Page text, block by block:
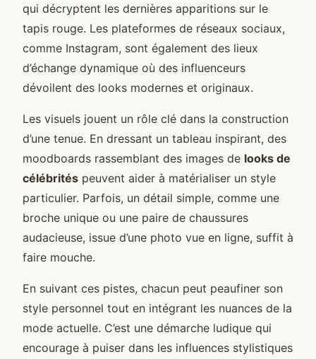
qui décryptent les dernières apparitions sur le
tapis rouge. Les plateformes de réseaux sociaux,
comme Instagram, sont également des lieux
d’échange dynamique où des influenceurs
dévoilent des looks modernes et originaux.
Les visuels jouent un rôle clé dans la construction
d’une tenue. En dressant un tableau inspirant, des
moodboards rassemblant des images de looks de
célébrités peuvent aider à matérialiser un style
particulier. Parfois, un détail simple, comme une
broche unique ou une paire de chaussures
audacieuse, issue d’une photo vue en ligne, suffit à
faire mouche.
En suivant ces pistes, chacun peut peaufiner son
style personnel tout en intégrant les nuances de la
mode actuelle. C’est une démarche ludique qui
encourage à puiser dans les influences stylistiques